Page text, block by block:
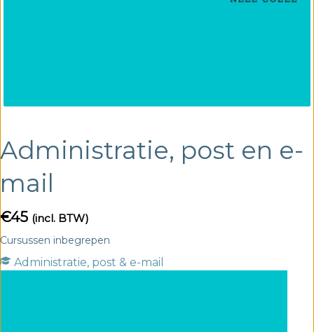
Administratie, post en e-
mail
€45 (incl. BTW)
Cursussen inbegrepen
Administratie, post & e-mail